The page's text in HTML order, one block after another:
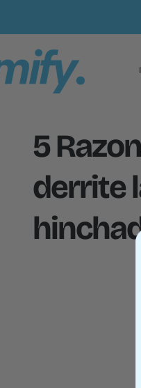
5
derrite